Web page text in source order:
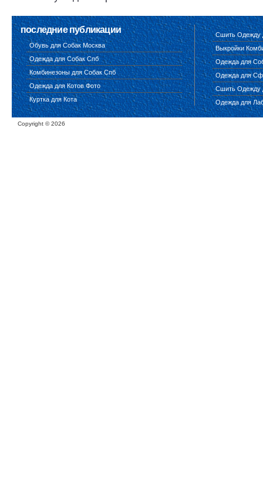
последние публикации
Обувь для Собак Москва
Одежда для Собак Спб
Комбинезоны для Собак Спб
Одежда для Котов Фото
Куртка для Кота
Сшить Одежду
Выкройки
Одежда для
Одежда для
Сшить Одежду
Одежда для
Copyright ©2026